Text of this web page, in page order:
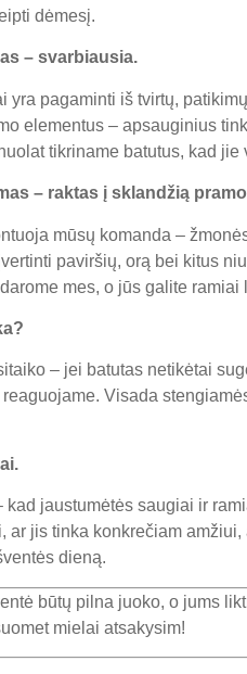
dėmesį.
– svarbiausia.
yra pagaminti iš tvirtų,
elementus – apsauginius
tikriname batutus, kad
– raktas į sklandžią
mūsų komanda –
paviršių, orą bei kitus
mes, o jūs galite
– jei batutas netikėtai
Visada
kad jaustumėtės saugiai ir
ar jis tinka konkrečiam
dieną.
būtų pilna juoko, o jums
mielai atsakysim!